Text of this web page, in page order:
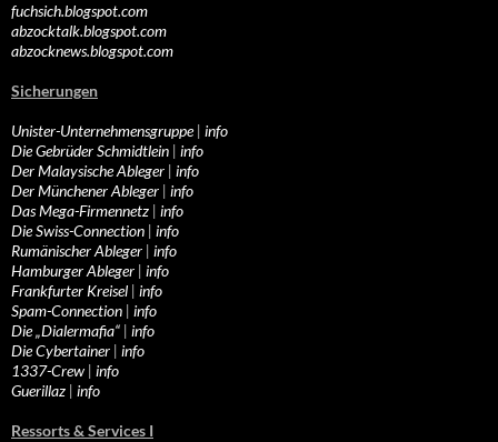
fuchsich.blogspot.com
abzocktalk.blogspot.com
abzocknews.blogspot.com
Sicherungen
Unister-Unternehmensgruppe| info
Die Gebrüder Schmidtlein | info
Der Malaysische Ableger | info
Der Münchener Ableger | info
Das Mega-Firmennetz | info
Die Swiss-Connection | info
Rumänischer Ableger | info
Hamburger Ableger | info
Frankfurter Kreisel | info
Spam-Connection | info
Die „Dialermafia“ | info
Die Cybertainer | info
1337-Crew | info
Guerillaz | info
Ressorts & Services I